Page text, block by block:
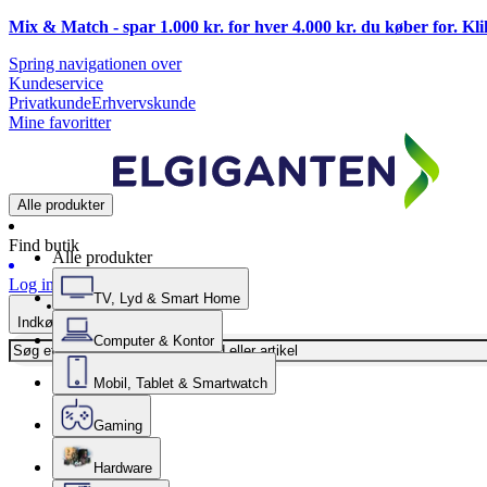
Mix & Match - spar 1.000 kr. for hver 4.000 kr. du køber for.
Spring navigationen over
Kundeservice
PrivatkundeErhvervskunde
Mine favoritter
Alle produkter
Find butik
Log ind
Indkøbskurv
Alle produkter
TV, Lyd & Smart Home
Computer & Kontor
Mobil, Tablet & Smartwatch
Gaming
Hardware